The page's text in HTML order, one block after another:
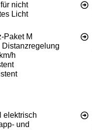
nicht
Licht
Paket M
h
elektrisch
und